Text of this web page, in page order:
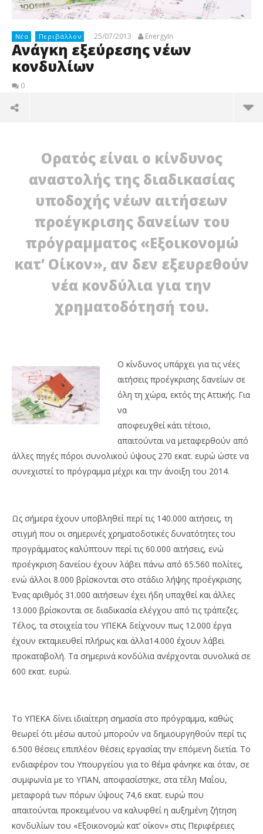
Νέα Περιβάλλον 25/07/2013 EnergyIn
Ανάγκη εξεύρεσης νέων
κονδυλίων
0
NOW VIEWING
Ανάγκη εξεύρεσης νέων κονδυλίων
25/07/2013
EnergyIn
Ορατός είναι ο κίνδυνος
αναστολής της διαδικασίας
υποδοχής νέων αιτήσεων
προέγκρισης δανείων του
πρόγραμματος «Εξοικονομώ
κατ’ Οίκον», αν δεν εξευρεθούν
νέα κονδύλια για την
χρηματοδότησή του.
Ο κίνδυνος υπάρχει για τις νέες
αιτήσεις προέγκρισης δανείων σε
όλη τη χώρα, εκτός της Αττικής. Για
να
αποφευχθεί κάτι τέτοιο,
απαιτούνται να μεταφερθούν από
άλλες πηγές πόροι συνολικού ύψους 270 εκατ. ευρώ ώστε να
συνεχιστεί το πρόγραμμα μέχρι και την άνοιξη του 2014.
Ως σήμερα έχουν υποβληθεί περί τις 140.000 αιτήσεις, τη
στιγμή που οι σημερινές χρηματοδοτικές δυνατότητες του
προγράμματος καλύπτουν περί τις 60.000 αιτήσεις, ενώ
προέγκριση δανείου έχουν λάβει πάνω από 65.560 πολίτες,
ενώ άλλοι 8.000 βρίσκονται στο στάδιο λήψης προέγκρισης.
Ένας αριθμός 31.000 αιτήσεων έχει ήδη υπαχθεί και άλλες
13.000 βρίσκονται σε διαδικασία ελέγχου από τις τράπεζες.
Τέλος, τα στοιχεία του ΥΠΕΚΑ δείχνουν πως 12.000 έργα
έχουν εκταμιευθεί πλήρως και άλλα14.000 έχουν λάβει
προκαταβολή. Τα σημερινά κονδύλια ανέρχονται συνολικά σε
600 εκατ. ευρώ.
Το ΥΠΕΚΑ δίνει ιδιαίτερη σημασία στο πρόγραμμα, καθώς
θεωρεί ότι μέσω αυτού μπορούν να δημιουργηθούν περί τις
6.500 θέσεις επιπλέον θέσεις εργασίας την επόμενη διετία. Το
ενδιαφέρον του Υπουργείου για το θέμα φάνηκε και όταν, σε
συμφωνία με το ΥΠΑΝ, αποφασίστηκε, στα τέλη Μαΐου,
μεταφορά των πόρων ύψους 74,6 εκατ. ευρώ που
απαιτούνται προκειμένου να καλυφθεί η αυξημένη ζήτηση
κονδυλίων του «Εξοικονομώ κατ’ οίκον» στις Περιφέρειες